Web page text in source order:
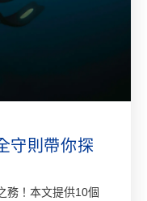
守則帶你探
務！本文提供10個